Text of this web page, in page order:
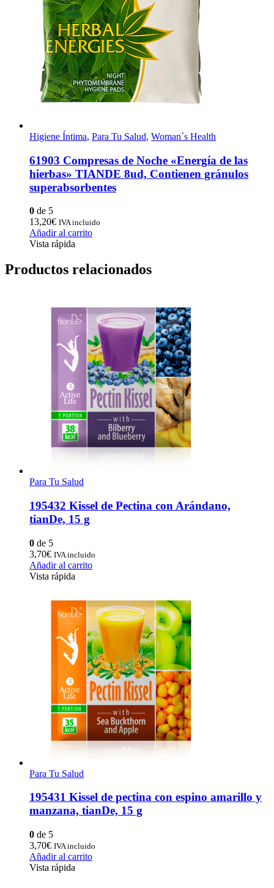
Higiene Íntima, Para Tu Salud, Woman´s Health
61903 Compresas de Noche «Energía de las
hierbas» TIANDE 8ud, Contienen gránulos
superabsorbentes
0 de 5
13,20€ IVA incluido
Añadir al carrito
Vista rápida
Productos relacionados
Para Tu Salud
195432 Kissel de Pectina con Arándano,
tianDe, 15 g
0 de 5
3,70€ IVA incluido
Añadir al carrito
Vista rápida
Para Tu Salud
195431 Kissel de pectina con espino amarillo y
manzana, tianDe, 15 g
0 de 5
3,70€ IVA incluido
Añadir al carrito
Vista rápida